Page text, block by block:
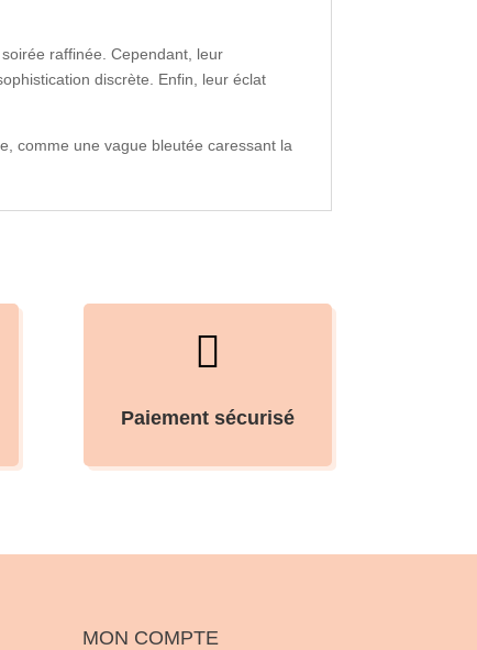
raffinée. Cependant, leur
discrète. Enfin, leur éclat
comme une vague bleutée caressant la

Paiement sécurisé
MON COMPTE